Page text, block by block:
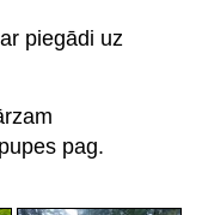
piegādi uz
pag.